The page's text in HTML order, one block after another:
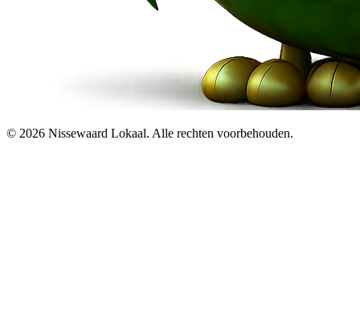
© 2026 Nissewaard Lokaal. Alle rechten voorbehouden.